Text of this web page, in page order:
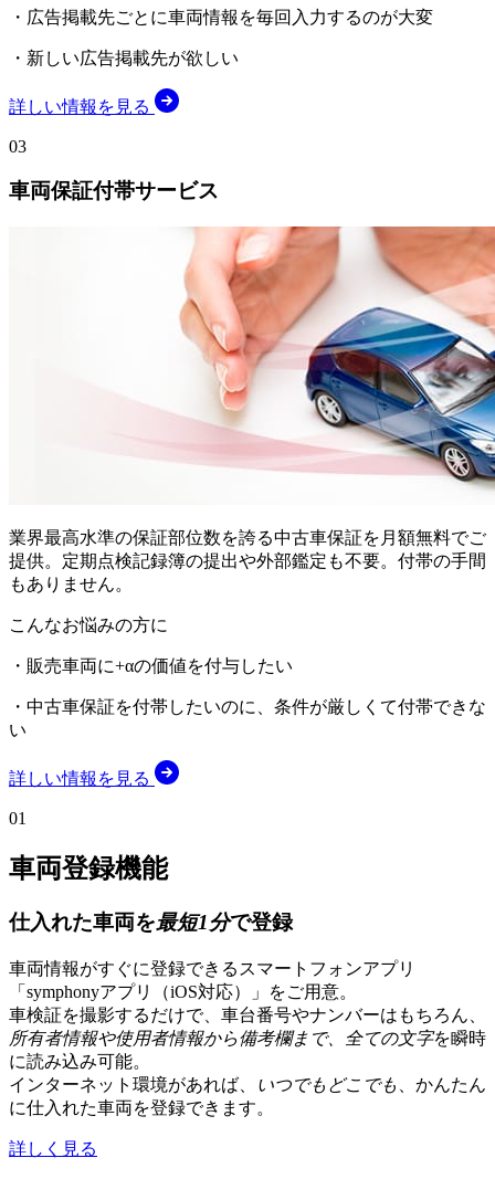
・広告掲載先ごとに車両情報を毎回入力するのが大変
・新しい広告掲載先が欲しい
詳しい情報を見る
03
車両保証付帯サービス
業界最高水準の保証部位数を誇る中古車保証を月額無料でご
提供。定期点検記録簿の提出や外部鑑定も不要。付帯の手間
もありません。
こんなお悩みの方に
・販売車両に+αの価値を付与したい
・中古車保証を付帯したいのに、条件が厳しくて付帯できな
い
詳しい情報を見る
01
車両登録機能
仕入れた車両を最短1分で登録
車両情報がすぐに登録できるスマートフォンアプリ
「symphonyアプリ（iOS対応）」をご用意。
車検証を撮影するだけで、車台番号やナンバーはもちろん、
所有者情報や使用者情報から備考欄まで、全ての文字を瞬時
に読み込み可能。
インターネット環境があれば、
いつでもどこでも
、かんたん
に仕入れた車両を登録できます。
詳しく見る